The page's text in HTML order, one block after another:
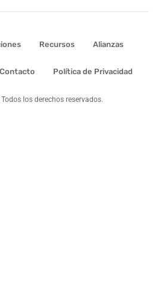
Recursos Alianzas
Contacto Política de Privacidad
los derechos reservados.